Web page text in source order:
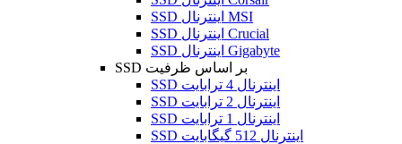
SSD اینترنال MSI
SSD اینترنال Crucial
SSD اینترنال Gigabyte
SSD بر اساس ظرفیت
SSD اینترنال 4 ترابایت
SSD اینترنال 2 ترابایت
SSD اینترنال 1 ترابایت
SSD اینترنال 512 گیگابایت